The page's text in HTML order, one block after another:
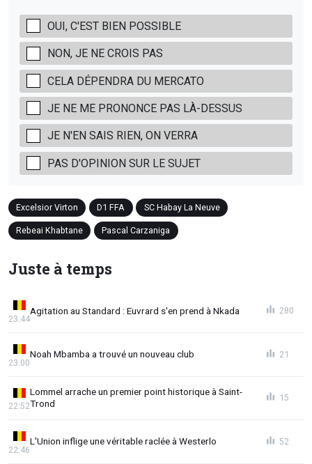
OUI, C'EST BIEN POSSIBLE
NON, JE NE CROIS PAS
CELA DÉPENDRA DU MERCATO
JE NE ME PRONONCE PAS LÀ-DESSUS
JE N'EN SAIS RIEN, ON VERRA
PAS D'OPINION SUR LE SUJET
Excelsior Virton D1 FFA SC Habay La Neuve
Rebeai Khabtane Pascal Carzaniga
Juste à temps
Agitation au Standard : Euvrard s'en prend à Nkada
23:44
280
Noah Mbamba a trouvé un nouveau club
23:00
21
Lommel arrache un premier point historique à Saint-
Trond
22:52
15
L'Union inflige une véritable raclée à Westerlo
22:46
52